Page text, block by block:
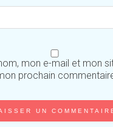
mon e-mail et mon
prochain